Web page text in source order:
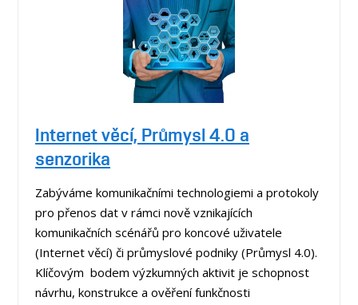
Internet věcí, Průmysl 4.0 a
senzorika
Zabýváme komunikačními technologiemi a protokoly
pro přenos dat v rámci nově vznikajících
komunikačních scénářů pro koncové uživatele
(Internet věcí) či průmyslové podniky (Průmysl 4.0).
Klíčovým bodem výzkumných aktivit je schopnost
návrhu, konstrukce a ověření funkčnosti